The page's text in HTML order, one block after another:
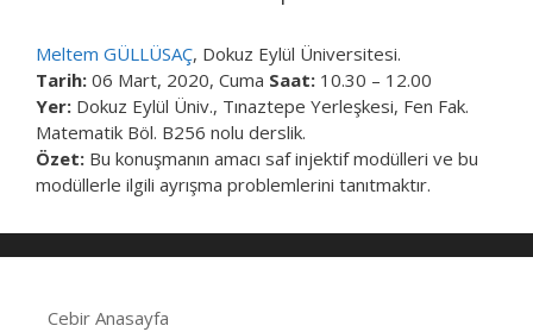
Meltem GÜLLÜSAÇ, Dokuz Eylül Üniversitesi.
Tarih: 06 Mart, 2020, Cuma Saat: 10.30 – 12.00
Yer: Dokuz Eylül Üniv., Tınaztepe Yerleşkesi, Fen Fak.
Matematik Böl. B256 nolu derslik.
Özet: Bu konuşmanın amacı saf injektif modülleri ve bu
modüllerle ilgili ayrışma problemlerini tanıtmaktır.
Cebir Anasayfa